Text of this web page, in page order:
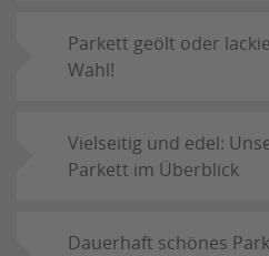
Parkett geölt oder
Wahl!
Vielseitig und edel:
Parkett im Überblick
Dauerhaft schönes